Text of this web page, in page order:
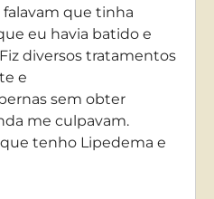
que tinha
eu havia batido e
diversos tratamentos
e
sem obter
me culpavam.
tenho Lipedema e